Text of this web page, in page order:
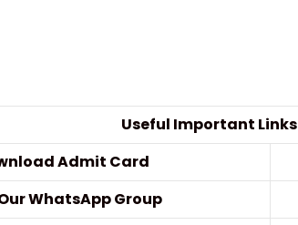
Useful Important Links
Admit Card
WhatsApp Group